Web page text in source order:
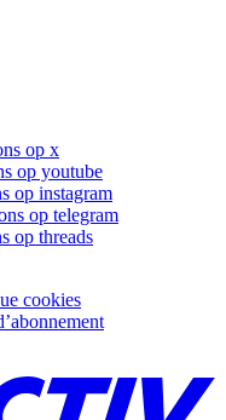
op x
op youtube
op instagram
op telegram
op threads
cookies